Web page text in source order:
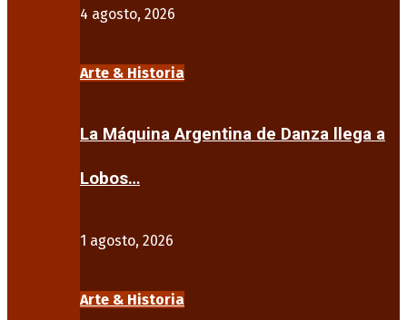
4 agosto, 2026
Arte & Historia
La Máquina Argentina de Danza llega a
Lobos…
1 agosto, 2026
Arte & Historia